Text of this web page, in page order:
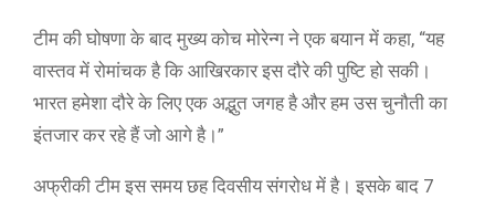
टीम की घोषणा के बाद मुख्य कोच मोरेन्ग ने एक बयान में कहा, “यह
वास्तव में रोमांचक है कि आखिरकार इस दौरे की पुष्टि हो सकी।
भारत हमेशा दौरे के लिए एक अद्भुत जगह है और हम उस चुनौती का
इंतजार कर रहे हैं जो आगे है।”
अफ्रीकी टीम इस समय छह दिवसीय संगरोध में है। इसके बाद 7